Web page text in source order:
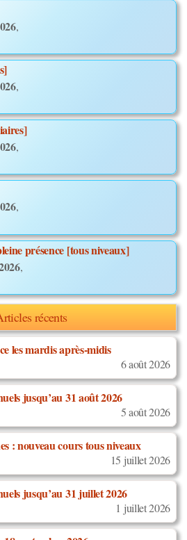
,
,
,
,
présence [tous niveaux]
,
récents
les mardis après-midis
6 août 2026
jusqu’au 31 août 2026
5 août 2026
: nouveau cours tous niveaux
15 juillet 2026
jusqu’au 31 juillet 2026
1 juillet 2026